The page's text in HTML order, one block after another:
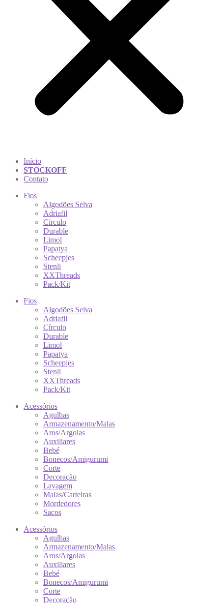
Início
STOCKOFF
Contato
Fios
Algodões Selva
Adriafil
Círculo
Durable
Limol
Papatya
Scheepjes
Stenli
XXThreads
Pack/Kit
Fios
Algodões Selva
Adriafil
Círculo
Durable
Limol
Papatya
Scheepjes
Stenli
XXThreads
Pack/Kit
Acessórios
Agulhas
Armazenamento/Malas
Aros/Argolas
Auxiliares
Bebé
Bonecos/Amigurumi
Corte
Decoração
Lavagem
Malas/Carteiras
Mordedores
Sacos
Acessórios
Agulhas
Armazenamento/Malas
Aros/Argolas
Auxiliares
Bebé
Bonecos/Amigurumi
Corte
Decoração